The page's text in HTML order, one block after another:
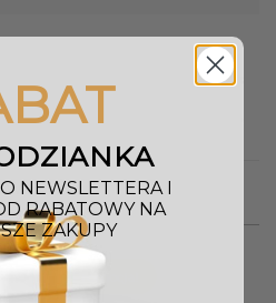
NEWSLETTERA I
RABATOWY NA
ZAKUPY